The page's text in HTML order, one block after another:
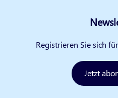
Registrieren Sie sich
Jetzt